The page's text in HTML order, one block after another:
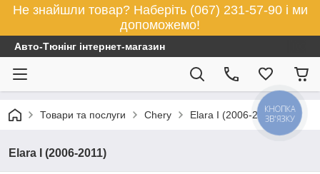
Не знайшли товар? Наберіть (067) 231-57-90 і ми
допоможемо!
Авто-Тюнінг інтернет-магазин
Товари та послуги Chery Elara I (2006-2011)
Elara I (2006-2011)
КНОПКА
ЗВ'ЯЗКУ